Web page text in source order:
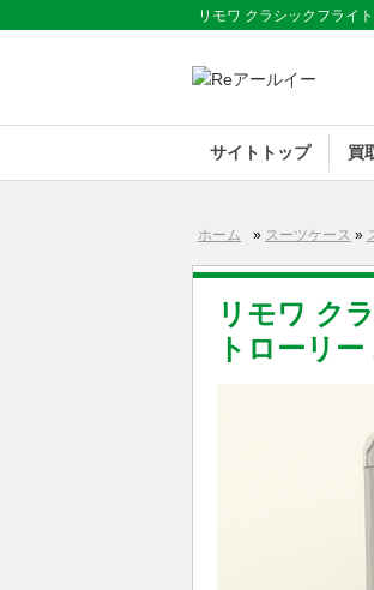
リモワ クラシックフライ
サイトトップ 買
ホーム » スーツケース »
リモワ ク
トローリ